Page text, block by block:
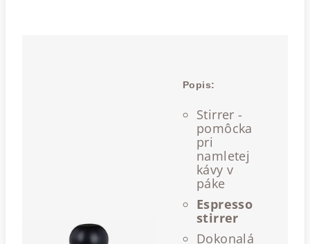
Popis:
Stirrer -
pomôcka
pri
namletej
kávy v
páke
Espresso
stirrer
Dokonalá